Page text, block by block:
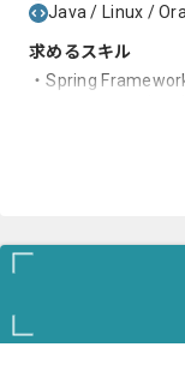
Java / Linux /
求めるスキル
・Spring